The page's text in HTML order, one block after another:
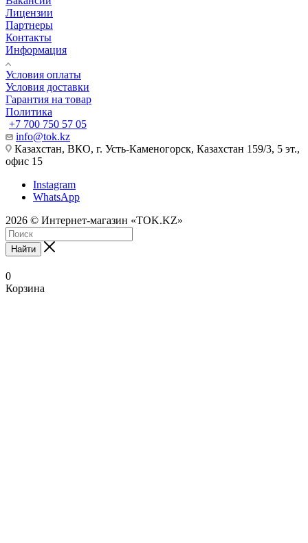
Лицензии
Партнеры
Контакты
Информация
Условия оплаты
Условия доставки
Гарантия на товар
Политика
+7 700 750 57 05
info@tok.kz
Казахстан, ВКО, г. Усть-Каменогорск, Казахстан 159/3, 5 эт.,
офис 15
Instagram
WhatsApp
2026 © Интернет-магазин «TOK.KZ»
Найти
0
Корзина